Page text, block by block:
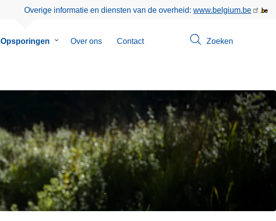
Overige informatie en diensten van de overheid: www.belgium.be
Opsporingen
SubmenuOver ons Contact Zoeken